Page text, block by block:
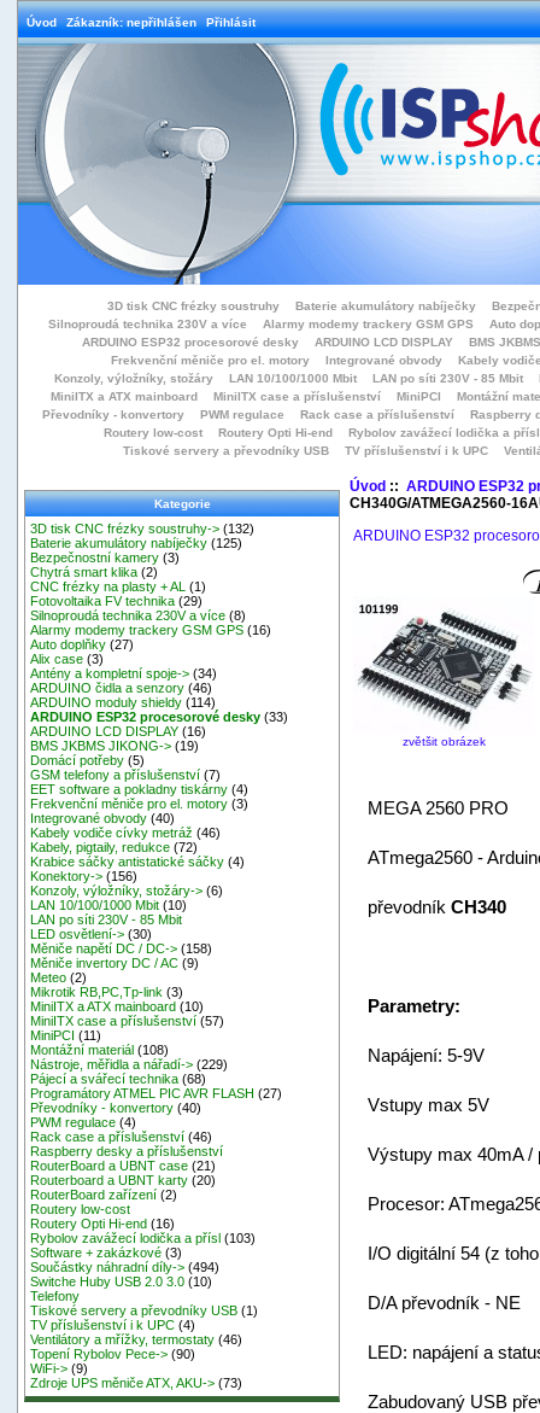
Úvod Zákazník: nepřihlášen Přihlásit
3D tisk CNC frézky soustruhy Baterie akumulátory nabíječky
Silnoproudá technika 230V a více
Alarmy modemy trackery GSM GPS
Auto
ARDUINO ESP32 procesorové desky
ARDUINO LCD DISPLAY
BMS
Frekvenční měniče pro el. motory
Integrované obvody
Kabely
Konzoly, výložníky, stožáry
LAN 10/100/1000 Mbit LAN po síti 230V - 85 Mbit
MiniITX a ATX mainboard
MiniITX case a příslušenství MiniPCI
Montážní
Převodníky - konvertory
PWM regulace Rack case a příslušenství
Raspberry
Routery low-cost
Routery Opti Hi-end
Rybolov zavážecí lodička a přísl
Tiskové servery a převodníky USB
TV příslušenství i k UPC
Kategorie
3D tisk CNC frézky soustruhy-> (132)
Baterie akumulátory nabíječky (125)
Bezpečnostní kamery (3)
Chytrá smart klika (2)
CNC frézky na plasty + AL
(1)
Fotovoltaika FV technika (29)
Silnoproudá technika 230V a více (8)
Alarmy modemy trackery GSM GPS (16)
Auto doplňky (27)
Alix case (3)
Antény a kompletní spoje-> (34)
ARDUINO čidla a senzory (46)
ARDUINO moduly shieldy (114)
ARDUINO ESP32 procesorové desky (33)
ARDUINO LCD DISPLAY (16)
BMS JKBMS JIKONG-> (19)
Domácí potřeby (5)
GSM telefony a příslušenství (7)
EET software a pokladny tiskárny (4)
Frekvenční měniče pro el. motory (3)
Integrované obvody (40)
Kabely vodiče cívky metráž (46)
Kabely, pigtaily, redukce (72)
Krabice sáčky antistatické sáčky (4)
Konektory-> (156)
Konzoly, výložníky, stožáry-> (6)
LAN 10/100/1000 Mbit (10)
LAN po síti 230V - 85 Mbit
LED osvětlení-> (30)
Měniče napětí DC / DC-> (158)
Měniče invertory DC / AC (9)
Meteo (2)
Mikrotik RB,PC,Tp-link (3)
MiniITX a ATX mainboard (10)
MiniITX case a příslušenství (57)
MiniPCI (11)
Montážní materiál (108)
Nástroje, měřidla a nářadí-> (229)
Pájecí a svářecí technika (68)
Programátory ATMEL PIC AVR FLASH (27)
Převodníky - konvertory (40)
PWM regulace (4)
Rack case a příslušenství (46)
Raspberry desky a příslušenství
RouterBoard a UBNT case (21)
Routerboard a UBNT karty (20)
RouterBoard zařízení (2)
Routery low-cost
Routery Opti Hi-end (16)
Rybolov zavážecí lodička a přísl (103)
Software + zakázkové (3)
Součástky náhradní díly-> (494)
Switche Huby USB 2.0 3.0 (10)
Telefony
Tiskové servery a převodníky USB (1)
TV příslušenství i k UPC (4)
Ventilátory a mřížky, termostaty (46)
Topení Rybolov Pece-> (90)
WiFi-> (9)
Zdroje UPS měniče ATX, AKU-> (73)
Úvod:: ARDUINO ESP32
CH340G/ATMEGA2560-
ARDUINO ESP32
zvětšit obrázek
MEGA 2560 PRO
ATmega2560 -
převodník CH340
Parametry:
Napájení: 5-9V
Vstupy max 5V
Výstupy max 40mA /
Procesor:
I/O digitální 54 (z
D/A převodník - NE
LED: napájení a
Zabudovaný USB